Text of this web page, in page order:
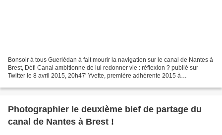
Bonsoir à tous Guerlédan à fait mourir la navigation sur le canal de Nantes à
Brest, Défi Canal ambitionne de lui redonner vie : réflexion ? publié sur
Twitter le 8 avril 2015, 20h47' Yvette, première adhérente 2015 à
Photographier le deuxième bief de partage du
canal de Nantes à Brest !